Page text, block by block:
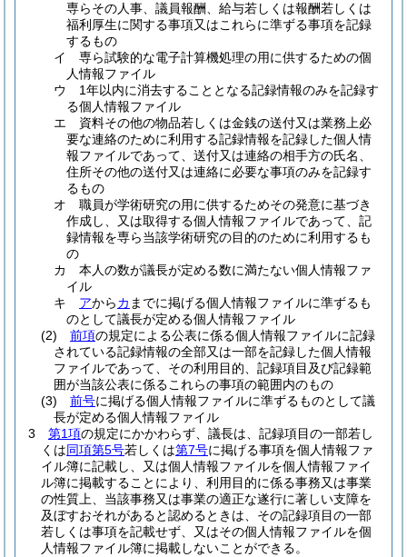
専らその人事、議員報酬、給与若しくは報酬若しくは
福利厚生に関する事項又はこれらに準ずる事項を記録
するもの
イ
専ら試験的な電子計算機処理の用に供するための個
人情報ファイル
ウ
1年以内に消去することとなる記録情報のみを記録す
る個人情報ファイル
エ
資料その他の物品若しくは金銭の送付又は業務上必
要な連絡のために利用する記録情報を記録した個人情
報ファイルであって、送付又は連絡の相手方の氏名、
住所その他の送付又は連絡に必要な事項のみを記録す
るもの
オ
職員が学術研究の用に供するためその発意に基づき
作成し、又は取得する個人情報ファイルであって、記
録情報を専ら当該学術研究の目的のために利用するも
の
カ
本人の数が議長が定める数に満たない個人情報ファ
イル
キ
アからカ までに掲げる個人情報ファイルに準ずるも
のとして議長が定める個人情報ファイル
(2)
前項の規定による公表に係る個人情報ファイルに記録
されている記録情報の全部又は一部を記録した個人情報
ファイルであって、その利用目的、記録項目及び記録範
囲が当該公表に係るこれらの事項の範囲内のもの
(3)
前号に掲げる個人情報ファイルに準ずるものとして議
長が定める個人情報ファイル
3
第1項の規定にかかわらず、議長は、記録項目の一部若し
くは同項第5号若しくは第7号に掲げる事項を個人情報ファ
イル簿に記載し、又は個人情報ファイルを個人情報ファイ
ル簿に掲載することにより、利用目的に係る事務又は事業
の性質上、当該事務又は事業の適正な遂行に著しい支障を
及ぼすおそれがあると認めるときは、その記録項目の一部
若しくは事項を記載せず、又はその個人情報ファイルを個
人情報ファイル簿に掲載しないことができる。